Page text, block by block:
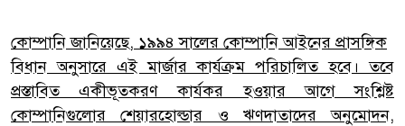
কোম্পানি জানিয়েছে, ১৯৯৪ সালের কোম্পানি আইনের প্রাসঙ্গিক
বিধান অনুসারে এই মার্জার কার্যক্রম পরিচালিত হবে। তবে
প্রস্তাবিত একীভূতকরণ কার্যকর হওয়ার আগে সংশ্লিষ্ট
কোম্পানিগুলোর শেয়ারহোল্ডার ও ঋণদাতাদের অনুমোদন,